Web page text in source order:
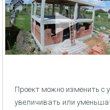
Проект можно изменить с
увеличивать или